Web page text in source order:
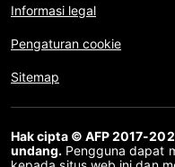
Informasi legal
Pengaturan cookie
Sitemap
Hak cipta © AFP 2017-
undang. Pengguna dapat